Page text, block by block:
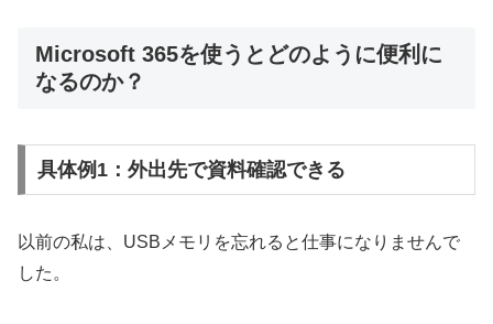
Microsoft 365を使うとどのように便利に
なるのか？
具体例1：外出先で資料確認できる
以前の私は、USBメモリを忘れると仕事になりませんで
した。